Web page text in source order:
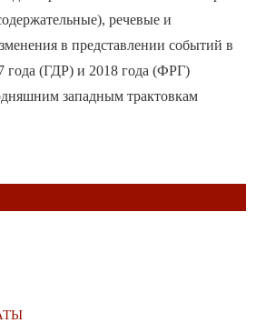
речевые и
в представлении событий в
года (ГДР) и 2018 года (ФРГ)
западным трактовкам